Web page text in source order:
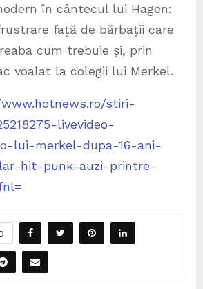
în cântecul lui Hagen:
față de bărbații care
cum trebuie și, prin
voalat la colegii lui Merkel.
stiri-
livevideo-
lui-merkel-dupa-16-ani-
hit-punk-auzi-printre-